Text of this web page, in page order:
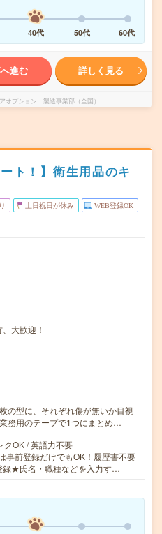
40代 50代 60代
進む 詳しく見る
オプション 製造事業部（全国）
ト！】衛生用品のキ
土日祝日が休み WEB登録OK
大歓迎！
型に、それぞれ傷が無いか目視
務用のテープで1つにまとめ…
クOK / 英語力不要
事前登録だけでもOK！履歴書不要
録★氏名・職種などを入力す…